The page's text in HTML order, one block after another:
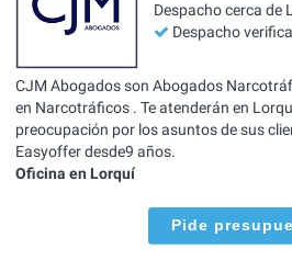
Despacho cerca de
Despacho
CJM Abogados son Abogados
en Narcotráficos . Te atenderán en
preocupación por los asuntos de sus
Easyoffer desde9 años.
Oficina en Lorquí
Pide